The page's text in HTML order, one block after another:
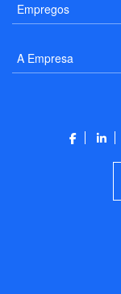
Empregos
A Empresa